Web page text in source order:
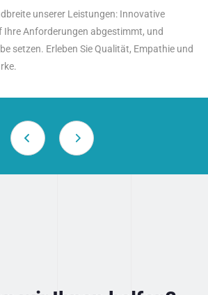
unserer Leistungen: Innovative
Ihre Anforderungen abgestimmt, und
setzen. Erleben Sie Qualität, Empathie und